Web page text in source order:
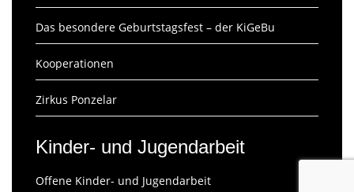
Das besondere Geburtstagsfest – der KiGeBu
Kooperationen
Zirkus Ponzelar
Kinder- und Jugendarbeit
Offene Kinder- und Jugendarbeit